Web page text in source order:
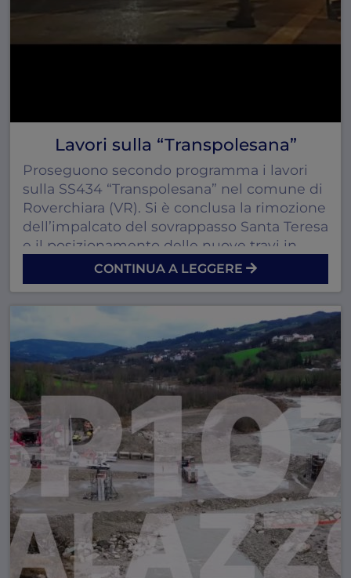
Lavori sulla “Transpolesana”
Proseguono secondo programma i lavori
sulla SS434 “Transpolesana” nel comune di
Roverchiara (VR). Si è conclusa la rimozione
dell’impalcato del sovrappasso Santa Teresa
e il posizionamento delle nuove travi in
CONTINUA A LEGGERE